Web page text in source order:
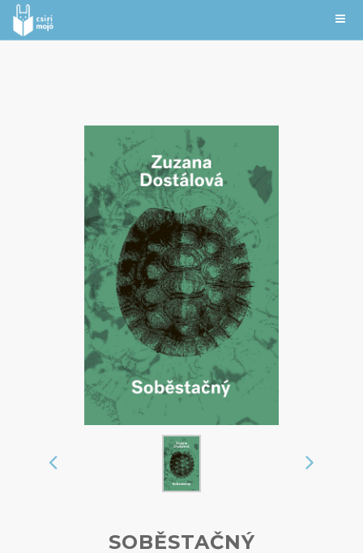
SOBĚSTAČNÝ